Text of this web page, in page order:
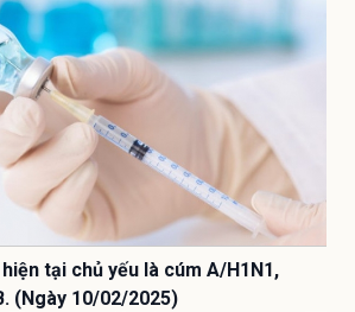
tại chủ yếu là cúm A/H1N1,
(Ngày 10/02/2025)